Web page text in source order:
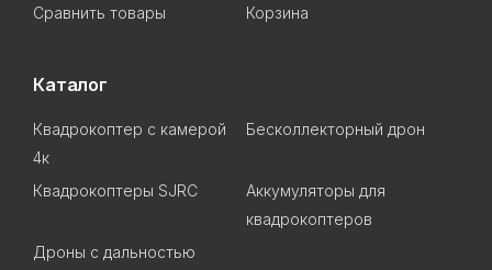
Сравнить товары
Корзина
Каталог
Квадрокоптер с камерой
4к
Бесколлекторный дрон
Квадрокоптеры SJRC
Аккумуляторы для
квадрокоптеров
Дроны с дальностью